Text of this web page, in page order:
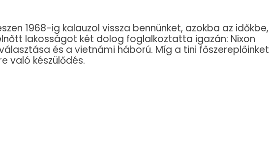
1968-ig kalauzol vissza bennünket, azokba az időkbe,
lakosságot két dolog foglalkoztatta igazán: Nixon
és a vietnámi háború. Míg a tini főszereplőinket
való készülődés.